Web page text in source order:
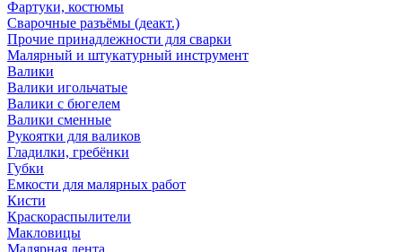
Фартуки, костюмы
Сварочные разъёмы (деакт.)
Прочие принадлежности для сварки
Малярный и штукатурный инструмент
Валики
Валики игольчатые
Валики с бюгелем
Валики сменные
Рукоятки для валиков
Гладилки, гребёнки
Губки
Емкости для малярных работ
Кисти
Краскораспылители
Макловицы
Малярная лента